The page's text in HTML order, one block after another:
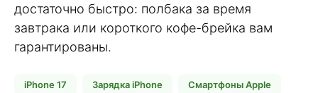
достаточно быстро: полбака за время
завтрака или короткого кофе-брейка вам
гарантированы.
iPhone 17 Зарядка iPhone Смартфоны Apple